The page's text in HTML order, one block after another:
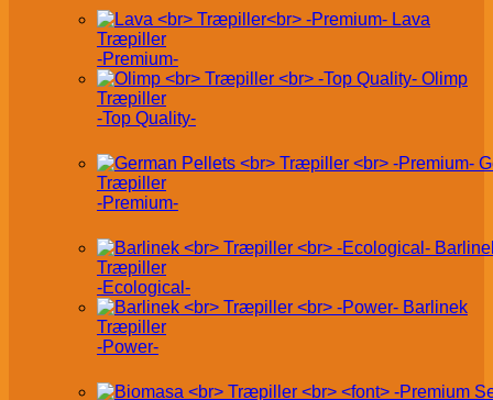
Lava
Træpiller
-Premium-
Olimp
Træpiller
-Top Quality-
Træpiller
-Premium-
Træpiller
-Ecological-
Barlinek
Træpiller
-Power-